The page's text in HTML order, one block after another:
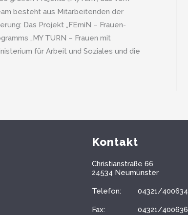
besteht aus Mitarbeitenden der
Das Projekt „FEmiN – Frauen-
„MY TURN – Frauen mit
für Arbeit und Soziales und die
Kontakt
Christianstraße 66
24534 Neumünster
Telefon: 04321/400634
Fax: 04321/400636